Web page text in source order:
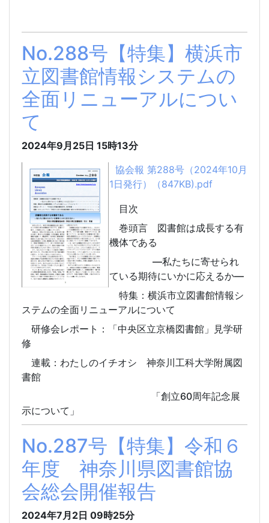
No.288号【特集】横浜市
立図書館情報システムの
全面リニューアルについ
て
2024年9月25日 15時13分
協会報 第288号（2024年10月
1日発行）（847KB).pdf
目次
巻頭言 図書館は成長する有
機体である
―私たちに寄せられ
ている期待にいかに応えるか―
特集：横浜市立図書館情報シ
ステムの全面リニューアルについて
研修会レポート ：
「中央区立京橋図書館」見学研
修
連載：わたしのイチオシ 神奈川工科大学附属図
書館
「創立60周年記念展
示について」
No.287号【特集】令和６
年度 神奈川県図書館協
会総会開催報告
2024年7月2日 09時25分